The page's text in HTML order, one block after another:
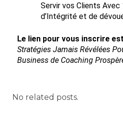
Servir vos Clients Avec
d’Intégrité et de
Le lien pour vous inscrire
Stratégies Jamais Révélées
Business de Coaching
No related posts.